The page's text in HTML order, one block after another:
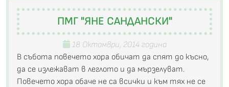
ПМГ "ЯНЕ САНДАНСКИ"
18 Октомври, 2014 година
В събота повечето хора обичат да спят до късно,
да се излежават в леглото и да мързелуват.
Повечето хора обаче не са всички и към тях не се